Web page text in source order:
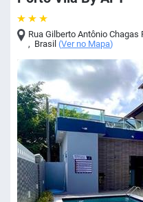
Rua Gilberto Antônio Chagas
, Brasil (Ver no Mapa)